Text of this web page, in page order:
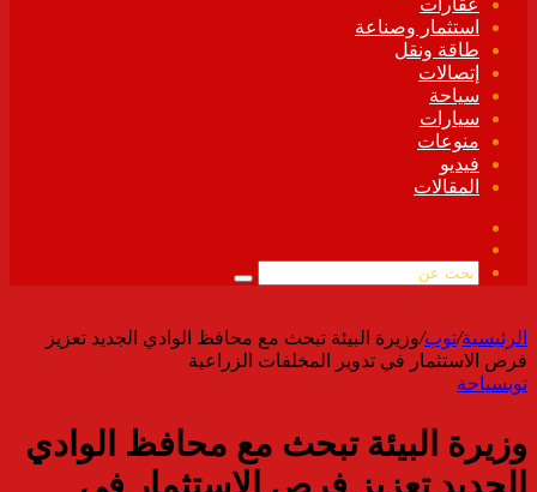
عقارات
استثمار وصناعة
طاقة ونقل
إتصالات
سياحة
سيارات
منوعات
فيديو
المقالات
الموقع
بحث
الرئيسية/توب/وزيرة البيئة تبحث مع محافظ الوادي الجديد تعزيز
فرص الاستثمار في تدوير المخلفات الزراعية
توبسياحة
وزيرة البيئة تبحث مع محافظ الوادي